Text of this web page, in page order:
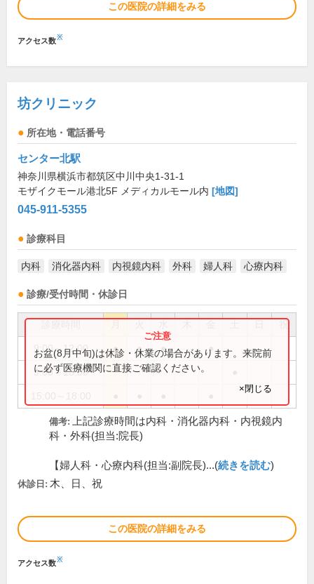
この医院の詳細をみる
アクセス数※
坊クリニック
所在地・電話番号
センター北駅
神奈川県横浜市都筑区中川中央1-31-1
モザイクモール港北5F メディカルモール内 [地図]
045-911-5355
診療科目
内科 消化器内科 内視鏡内科 外科 婦人科 心療内科
診療/受付時間・休診日
祝
9:00～12:00 ● ● ● ●
9:00～13:00
お盆(8月中旬)は休診・休業の場合があります。来院前
に必ず医療機関に直接ご確認ください。
×閉じる
備考:
上記診療時間は内科・消化器内科・内視鏡内
科・外科(担当:院長)
【婦人科・心療内科(担当:副院長)...(続きを読む)
休診日: 木、日、祝
この医院の詳細をみる
アクセス数※